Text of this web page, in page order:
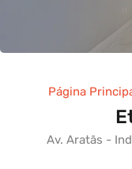
Página
Av. Aratãs -